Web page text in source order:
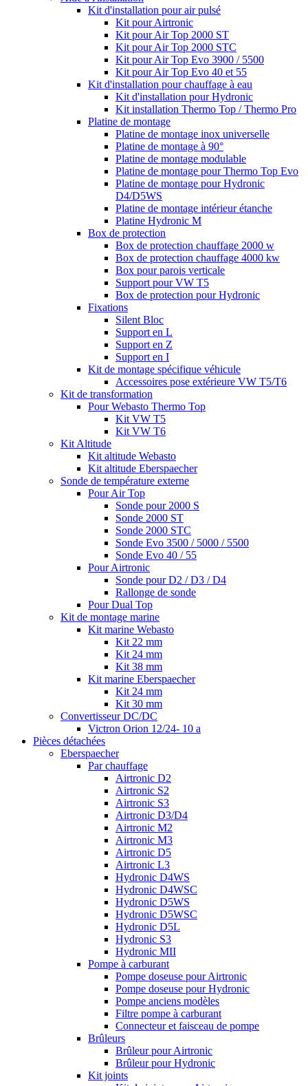
Kit d'installation pour air pulsé
Kit pour Airtronic
Kit pour Air Top 2000 ST
Kit pour Air Top 2000 STC
Kit pour Air Top Evo 3900 / 5500
Kit pour Air Top Evo 40 et 55
Kit d'installation pour chauffage à eau
Kit d'installation pour Hydronic
Kit installation Thermo Top / Thermo Pro
Platine de montage
Platine de montage inox universelle
Platine de montage à 90°
Platine de montage modulable
Platine de montage pour Thermo Top Evo
Platine de montage pour Hydronic
D4/D5WS
Platine de montage intérieur étanche
Platine Hydronic M
Box de protection
Box de protection chauffage 2000 w
Box de protection chauffage 4000 kw
Box pour parois verticale
Support pour VW T5
Box de protection pour Hydronic
Fixations
Silent Bloc
Support en L
Support en Z
Support en I
Kit de montage spécifique véhicule
Accessoires pose extérieure VW T5/T6
Kit de transformation
Pour Webasto Thermo Top
Kit VW T5
Kit VW T6
Kit Altitude
Kit altitude Webasto
Kit altitude Eberspaecher
Sonde de température externe
Pour Air Top
Sonde pour 2000 S
Sonde 2000 ST
Sonde 2000 STC
Sonde Evo 3500 / 5000 / 5500
Sonde Evo 40 / 55
Pour Airtronic
Sonde pour D2 / D3 / D4
Rallonge de sonde
Pour Dual Top
Kit de montage marine
Kit marine Webasto
Kit 22 mm
Kit 24 mm
Kit 38 mm
Kit marine Eberspaecher
Kit 24 mm
Kit 30 mm
Convertisseur DC/DC
Victron Orion 12/24- 10 a
Pièces détachées
Eberspaecher
Par chauffage
Airtronic D2
Airtronic S2
Airtronic S3
Airtronic D3/D4
Airtronic M2
Airtronic M3
Airtronic D5
Airtronic L3
Hydronic D4WS
Hydronic D4WSC
Hydronic D5WS
Hydronic D5WSC
Hydronic D5L
Hydronic S3
Hydronic MII
Pompe à carburant
Pompe doseuse pour Airtronic
Pompe doseuse pour Hydronic
Pompe anciens modèles
Filtre pompe à carburant
Connecteur et faisceau de pompe
Brûleurs
Brûleur pour Airtronic
Brûleur pour Hydronic
Kit joints